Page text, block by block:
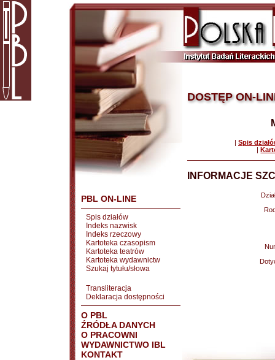
PBL ON-LINE
Spis działów
Indeks nazwisk
Indeks rzeczowy
Kartoteka czasopism
Kartoteka teatrów
Kartoteka wydawnictw
Szukaj tytułu/słowa
Transliteracja
Deklaracja dostępności
O PBL
ŹRÓDŁA DANYCH
O PRACOWNI
WYDAWNICTWO IBL
KONTAKT
DOSTĘP ON-
| Spis
|
INFORMACJE